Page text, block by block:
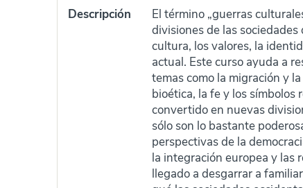
Descripción
El término „guerras
divisiones de las
cultura, los valores, la
actual. Este curso ayuda a
temas como la migración y
bioética, la fe y los símbolos
convertido en nuevas
sólo son lo bastante
perspectivas de la
la integración europea y las
llegado a desgarrar a